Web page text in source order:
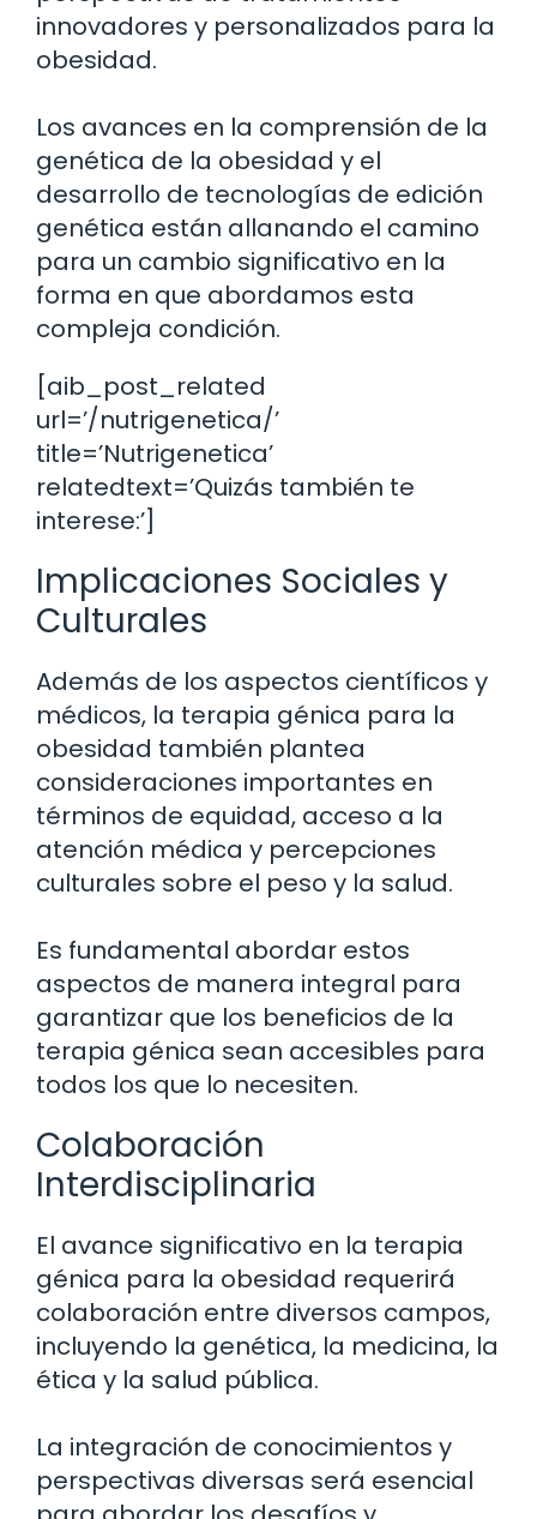
innovadores y personalizados para la
obesidad.
Los avances en la comprensión de la
genética de la obesidad y el
desarrollo de tecnologías de edición
genética están allanando el camino
para un cambio significativo en la
forma en que abordamos esta
compleja condición.
[aib_post_related
url=’/nutrigenetica/’
title=’Nutrigenetica’
relatedtext=’Quizás también te
interese:’]
Implicaciones Sociales y
Culturales
Además de los aspectos científicos y
médicos, la terapia génica para la
obesidad también plantea
consideraciones importantes en
términos de equidad, acceso a la
atención médica y percepciones
culturales sobre el peso y la salud.
Es fundamental abordar estos
aspectos de manera integral para
garantizar que los beneficios de la
terapia génica sean accesibles para
todos los que lo necesiten.
Colaboración
Interdisciplinaria
El avance significativo en la terapia
génica para la obesidad requerirá
colaboración entre diversos campos,
incluyendo la genética, la medicina, la
ética y la salud pública.
La integración de conocimientos y
perspectivas diversas será esencial